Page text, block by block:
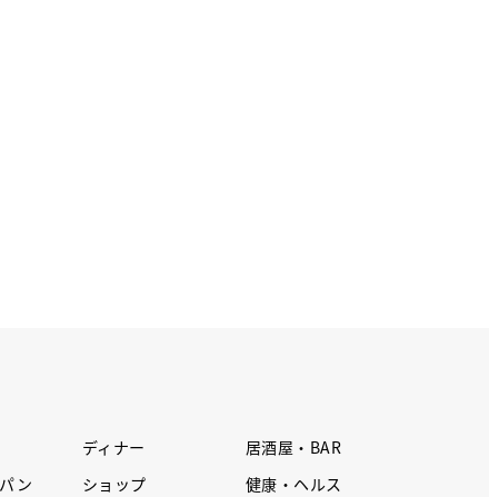
ディナー
居酒屋・BAR
ン ショップ
健康・ヘルス